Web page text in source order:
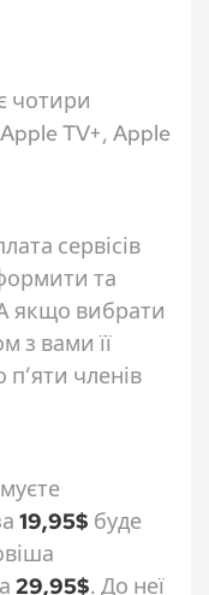
чотири
TV+, Apple
сервісів
та
якщо вибрати
з вами її
членів
19,95$ буде
29,95$. До неї